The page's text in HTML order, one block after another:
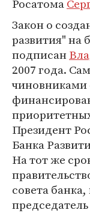
Росатома
Закон о
развития" на
подписан
2007 года.
чиновниками
Президент
Банка
На тот же
совета